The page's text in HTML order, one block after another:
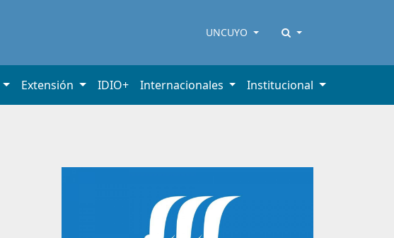
UNCUYO
Extensión IDIO+ Internacionales Institucional